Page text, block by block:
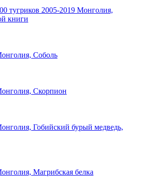
тугриков 2005-2019 Монголия,
книги
Соболь
Скорпион
Гобийский бурый медведь,
Магрибская белка